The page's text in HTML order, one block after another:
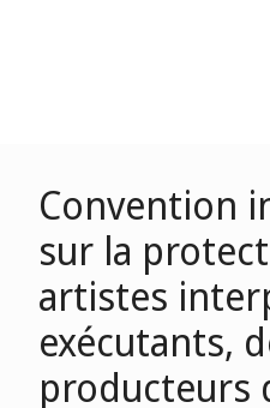
Convention
sur la
artistes
exécutants,
producteurs